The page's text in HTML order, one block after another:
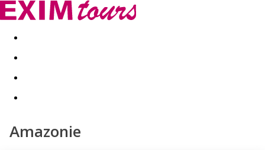
Akční nabídky Last minute
Amazonie